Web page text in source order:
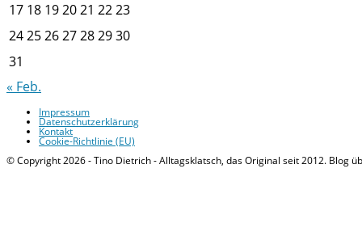
17 18 192021 2223
24252627282930
31
« Feb.
Impressum
Datenschutzerklärung
Kontakt
Cookie-Richtlinie (EU)
© Copyright 2026 - Tino Dietrich - Alltagsklatsch, das Original seit 2012. Blog